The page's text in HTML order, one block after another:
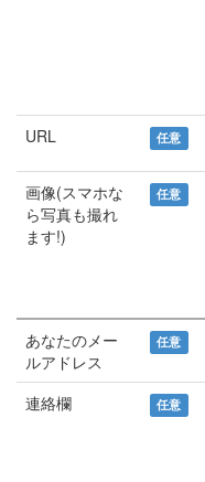
URL 任意
画像(スマホな
ら写真も撮れ
ます!)
任意
あなたのメー
ルアドレス
任意
連絡欄 任意